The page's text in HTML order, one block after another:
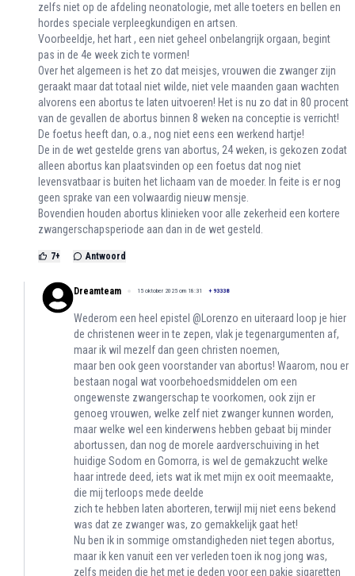
zelfs niet op de afdeling neonatologie, met alle toeters en bellen en
hordes speciale verpleegkundigen en artsen.
Voorbeeldje, het hart , een niet geheel onbelangrijk orgaan, begint
pas in de 4e week zich te vormen!
Over het algemeen is het zo dat meisjes, vrouwen die zwanger zijn
geraakt maar dat totaal niet wilde, niet vele maanden gaan wachten
alvorens een abortus te laten uitvoeren! Het is nu zo dat in 80 procent
van de gevallen de abortus binnen 8 weken na conceptie is verricht!
De foetus heeft dan, o.a., nog niet eens een werkend hartje!
De in de wet gestelde grens van abortus, 24 weken, is gekozen zodat
alleen abortus kan plaatsvinden op een foetus dat nog niet
levensvatbaar is buiten het lichaam van de moeder. In feite is er nog
geen sprake van een volwaardig nieuw mensje.
Bovendien houden abortus klinieken voor alle zekerheid een kortere
zwangerschapsperiode aan dan in de wet gesteld.
7+ Antwoord
Dreamteam 15 oktober 2025 om 18:31 + 93338
Wederom een heel epistel @Lorenzo en uiteraard loop je hier
de christenen weer in te zepen, vlak je tegenargumenten af,
maar ik wil mezelf dan geen christen noemen,
maar ben ook geen voorstander van abortus! Waarom, nou er
bestaan nogal wat voorbehoedsmiddelen om een
ongewenste zwangerschap te voorkomen, ook zijn er
genoeg vrouwen, welke zelf niet zwanger kunnen worden,
maar welke wel een kinderwens hebben gebaat bij minder
abortussen, dan nog de morele aardverschuiving in het
huidige Sodom en Gomorra, is wel de gemakzucht welke
haar intrede deed, iets wat ik met mijn ex ooit meemaakte,
die mij terloops mede deelde
zich te hebben laten aborteren, terwijl mij niet eens bekend
was dat ze zwanger was, zo gemakkelijk gaat het!
Nu ben ik in sommige omstandigheden niet tegen abortus,
maar ik ken vanuit een ver verleden toen ik nog jong was,
zelfs meiden die het met je deden voor een pakje sigaretten